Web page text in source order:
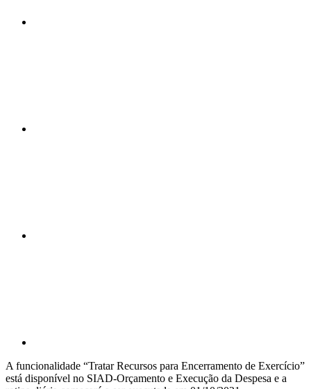
A funcionalidade “Tratar Recursos para Encerramento de Exercício”
está disponível no SIAD-Orçamento e Execução da Despesa e a